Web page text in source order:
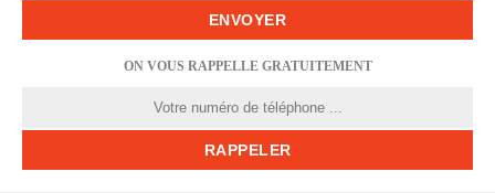
ON VOUS RAPPELLE GRATUITEMENT